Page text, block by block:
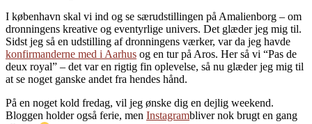
I københavn skal vi ind og se særudstillingen på Amalienborg – om
dronningens kreative og eventyrlige univers. Det glæder jeg mig til.
Sidst jeg så en udstilling af dronningens værker, var da jeg havde
konfirmanderne med i Aarhus og en tur på Aros. Her så vi “Pas de
deux royal” – det var en rigtig fin oplevelse, så nu glæder jeg mig til
at se noget ganske andet fra hendes hånd.
På en noget kold fredag, vil jeg ønske dig en dejlig weekend.
Bloggen holder også ferie, men Instagrambliver nok brugt en gang